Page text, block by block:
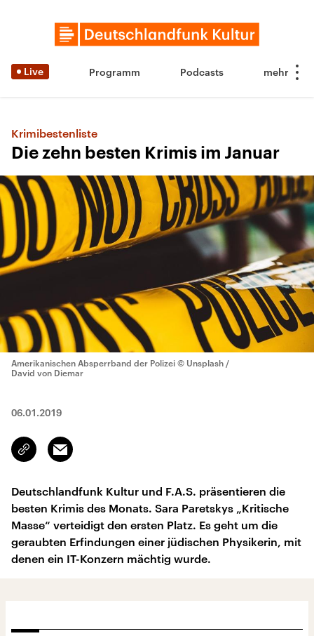
Live Programm Podcasts
Krimibestenliste
Die zehn besten Krimis im Januar
Amerikanischen Absperrband der Polizei © Unsplash /
David von Diemar
06.01.2019
Link
kopieren/teilen
Email
Deutschlandfunk Kultur und F.A.S. präsentieren die
besten Krimis des Monats. Sara Paretskys „Kritische
Masse“ verteidigt den ersten Platz. Es geht um die
geraubten Erfindungen einer jüdischen Physikerin, mit
denen ein IT-Konzern mächtig wurde.